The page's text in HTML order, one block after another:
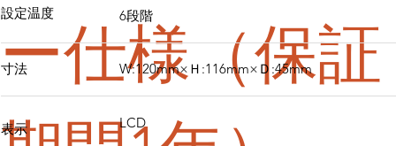
ー仕様（保証
設定温度
表示
寸法
6段階
W:120mm×Ｈ:116mm×Ｄ:45mm
LCD